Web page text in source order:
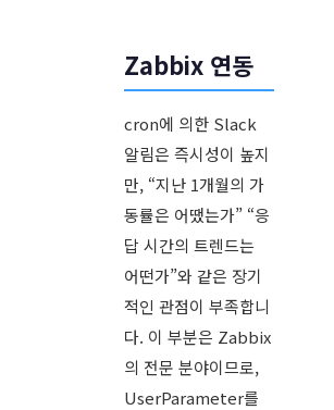
Zabbix 연동
cron에 의한 Slack
알림은 즉시성이 높지
만, “지난 1개월의 가
동률은 어땠는가” “응
답 시간의 트렌드는
어떤가”와 같은 장기
적인 관점이 부족합니
다. 이 부분은 Zabbix
의 전문 분야이므로,
UserParameter를